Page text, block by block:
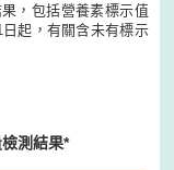
，包括營養素標示值
起，有關含未有標示
測結果*